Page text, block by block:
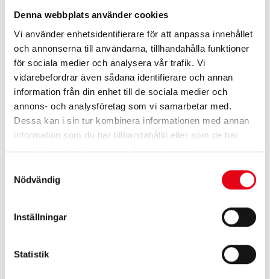
Denna webbplats använder cookies
Vi använder enhetsidentifierare för att anpassa innehållet
och annonserna till användarna, tillhandahålla funktioner
för sociala medier och analysera vår trafik. Vi
vidarebefordrar även sådana identifierare och annan
information från din enhet till de sociala medier och
annons- och analysföretag som vi samarbetar med.
Dessa kan i sin tur kombinera informationen med annan
information som du har tillhandahållit eller som de har
samlat in när du har använt deras tjänster.
Nödvändig
Inställningar
Statistik
Varumärke:Foga
BESKRIVNING
trådspännare för elstängsel som gör det möjligt att
Detta förenklar montage och justering av stängslet
avsevärt.
Även för skarvning av tråd